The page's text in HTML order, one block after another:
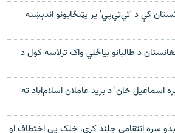
کې د 'ټي‌ټي‌پي' پر پټنځایونو اندېښنه
د طالبانو بياځلي واک ترلاسه کول د
اسماعیل خان' د برید عاملان اسلام‌اباد ته
سره انتقامي چلند کړی، خلک یې اختطاف او